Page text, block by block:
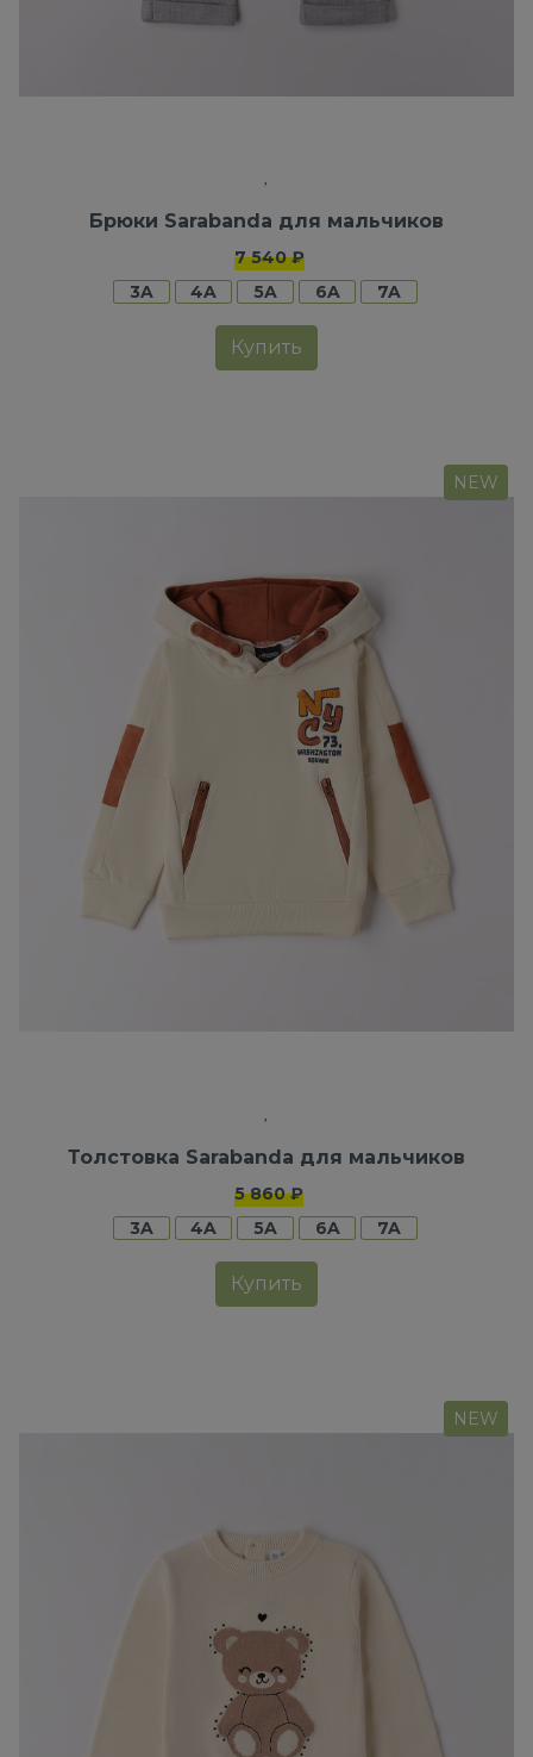
Брюки Sarabanda для мальчиков
7 540 ₽
3A
4A 5A 6A 7A
Купить
NEW
Толстовка Sarabanda для мальчиков
5 860 ₽
3A
4A 5A 6A 7A
Купить
NEW